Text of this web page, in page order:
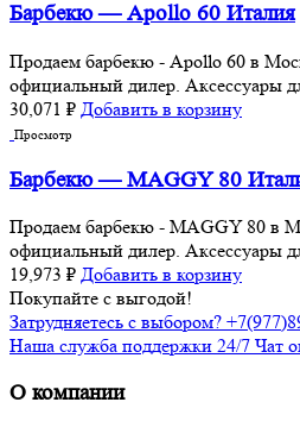
Барбекю — Apollo 60 Италия
Продаем барбекю - Apollo 60 в
официальный дилер. Аксессуары
30,071 ₽ Добавить в корзину
Просмотр
Барбекю — MAGGY 80
Продаем барбекю - MAGGY 80 в
официальный дилер. Аксессуары
19,973 ₽ Добавить в корзину
Покупайте с выгодой!
Затрудняетесь с выбором?
Наша служба поддержки 24/7 Чат
О компании